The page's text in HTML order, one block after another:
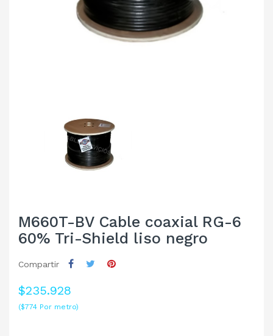
M660T-BV Cable coaxial RG-6
60% Tri-Shield liso negro
Compartir
$235.928
($774 Por metro)